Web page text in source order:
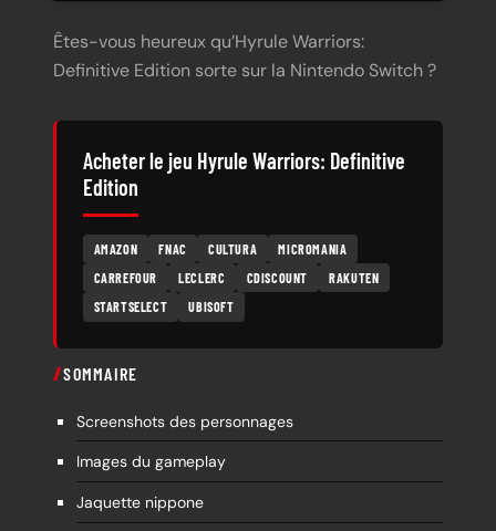
Êtes-vous heureux qu’Hyrule Warriors:
Definitive Edition sorte sur la Nintendo Switch ?
Acheter le jeu Hyrule Warriors: Definitive
Edition
AMAZON FNAC CULTURA
MICROMANIA
CARREFOUR
LECLERC CDISCOUNT
RAKUTEN
STARTSELECT
UBISOFT
SOMMAIRE
Screenshots des personnages
Images du gameplay
Jaquette nippone